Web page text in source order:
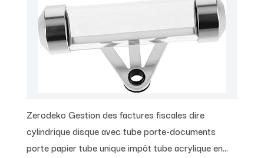
Zerodeko Gestion des factures fiscales dire
cylindrique disque avec tube porte-documents
porte papier tube unique impôt tube acrylique en